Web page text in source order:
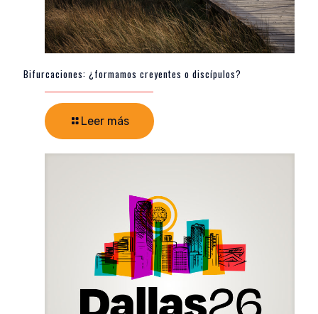
Bifurcaciones: ¿formamos creyentes o discípulos?
Leer más